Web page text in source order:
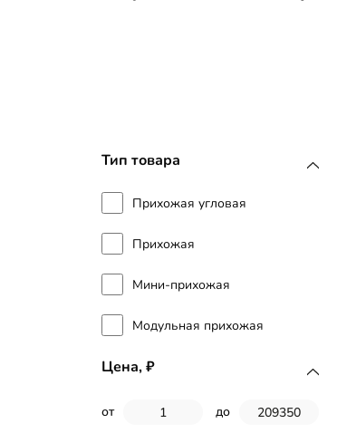
Тип товара
Прихожая угловая
Прихожая
Мини-прихожая
Модульная прихожая
Цена,
от до